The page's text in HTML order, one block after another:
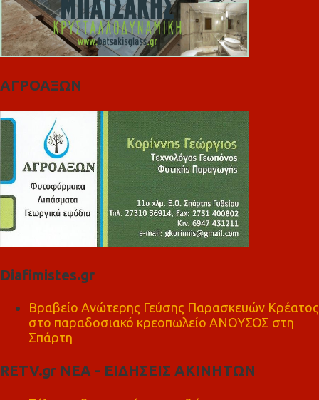
ΑΓΡΟΑΞΩΝ
Diafimistes.gr
Βραβείο Ανώτερης Γεύσης Παρασκευών Κρέατος
στο παραδοσιακό κρεοπωλείο ΑΝΟΥΣΟΣ στη
Σπάρτη
RETV.gr ΝΕΑ - ΕΙΔΗΣΕΙΣ ΑΚΙΝΗΤΩΝ